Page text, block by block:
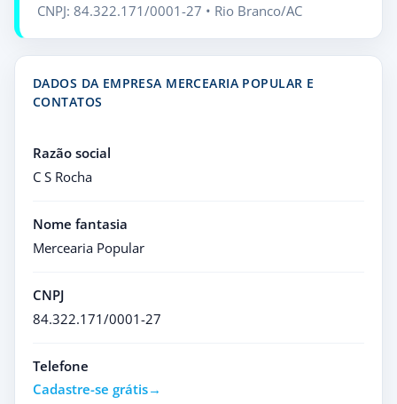
CNPJ: 84.322.171/0001-27 • Rio Branco/AC
DADOS DA EMPRESA MERCEARIA POPULAR E
CONTATOS
Razão social
C S Rocha
Nome fantasia
Mercearia Popular
CNPJ
84.322.171/0001-27
Telefone
Cadastre-se grátis